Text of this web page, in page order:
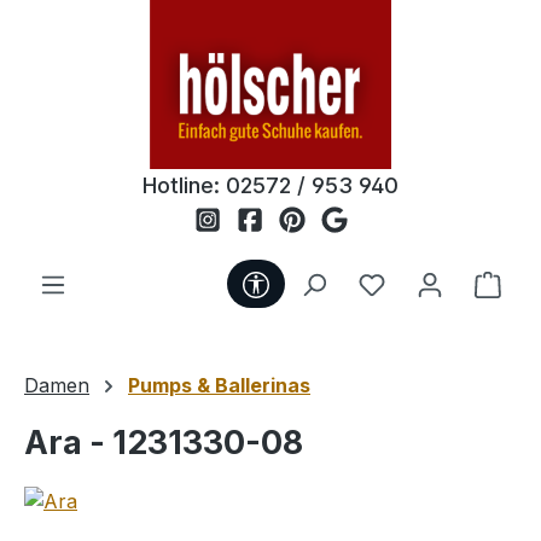
Hotline: 02572 / 953 940
Werkzeugleiste anzeigen
Du hast 0
Damen Pumps & Ballerinas
Ara - 1231330-08